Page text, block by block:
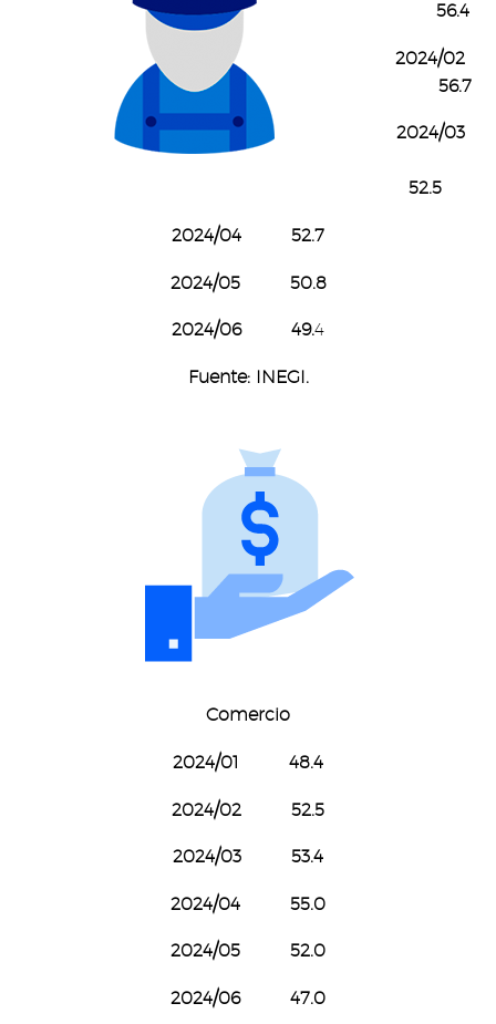
56.4
2024/02
56.7
2024/03
52.5
2024/04 52.7
2024/05 50.8
2024/06 49.4
Fuente: INEGI.
Comercio
2024/01 48.4
2024/02 52.5
2024/03 53.4
2024/04 55.0
2024/05 52.0
2024/06 47.0